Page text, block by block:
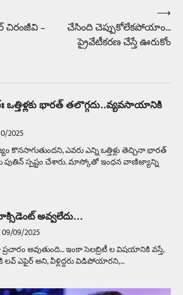
చిరంజీవి –
చేసింది చెప్పుకోలేకపోయాం…
ప్రైవేటీకరణ చేస్తే ఊరుకోం
⟶
ఒత్తిళ్లకు భారత్‌ తలొగ్గదు..వ్యవసాయానికి
2025
ఎవరు ఎన్ని ఒత్తిళ్లు తెచ్చినా భారత్‌
పుతిన్‌ స్పష్టం చేశారు. మాస్కోతో ఇంధన వాణిజ్యాన్ని
అవ్వలేదు…
09/09/2025
అవుతుంది… ఇంకా సెలబ్రిటీ ల విషయానికి వస్తే,
ఎఫైర్ అని, వీళ్లిద్దరు విడిపోయారని,…